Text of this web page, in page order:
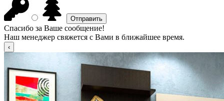
Спасибо за Ваше сообщение!
Наш менеджер свяжется с Вами в ближайшее время.